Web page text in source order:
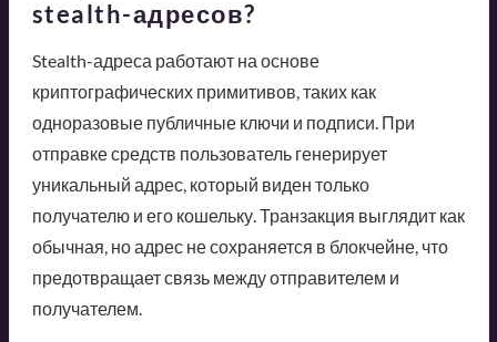
stealth-адресов?
Stealth-адреса работают на основе
криптографических примитивов, таких как
одноразовые публичные ключи и подписи. При
отправке средств пользователь генерирует
уникальный адрес, который виден только
получателю и его кошельку. Транзакция выглядит как
обычная, но адрес не сохраняется в блокчейне, что
предотвращает связь между отправителем и
получателем.